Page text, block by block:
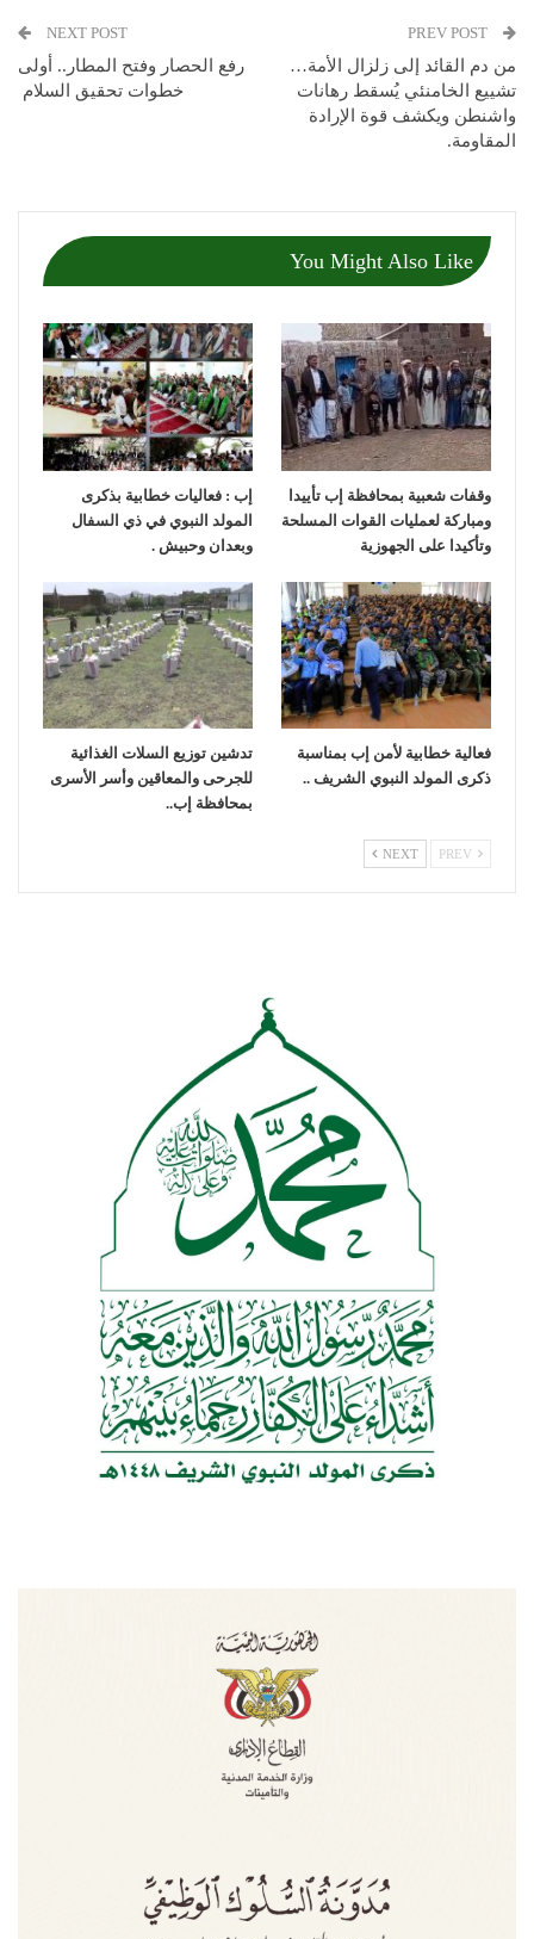
من دم القائد إلى زلزال الأمة…
تشييع الخامنئي يُسقط رهانات
واشنطن ويكشف قوة الإرادة
المقاومة.
NEXT POST
رفع الحصار وفتح المطار.. أولى
خطوات تحقيق السلام
You Might Also Like
وقفات شعبية بمحافظة إب تأييدا
ومباركة لعمليات القوات المسلحة
وتأكيدا على الجهوزية
إب : فعاليات خطابية بذكرى
المولد النبوي في ذي السفال
وبعدان وحبيش .
فعالية خطابية لأمن إب بمناسبة
ذكرى المولد النبوي الشريف ..
تدشين توزيع السلات الغذائية
للجرحى والمعاقين وأسر الأسرى
بمحافظة إب..
NEXT